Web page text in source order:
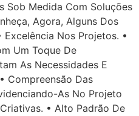
Sob Medida Com Soluções
Agora, Alguns Dos
Nos Projetos. •
Um Toque De
As Necessidades E
Compreensão Das
As No Projeto
• Alto Padrão De